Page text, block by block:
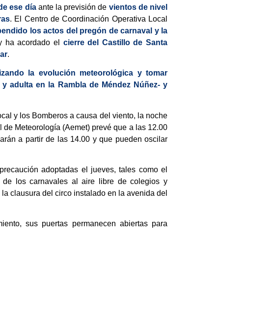
ese díaante la previsión de vientos de nivel
. El Centro de Coordinación Operativa Local
los actos del pregón de carnaval y la
ha acordado el cierre del Castillo de Santa
.
la evolución meteorológica y tomar
adulta en la Rambla de Méndez Núñez- y
y los Bomberos a causa del viento, la noche
Meteorología (Aemet) prevé que a las 12.00
a partir de las 14.00 y que pueden oscilar
adoptadas el jueves, tales como el
de los carnavales al aire libre de colegios y
clausura del circo instalado en la avenida del
sus puertas permanecen abiertas para